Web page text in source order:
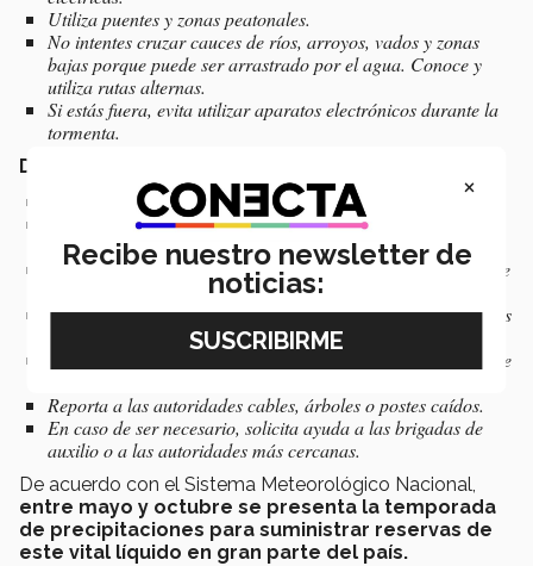
Utiliza puentes y zonas peatonales.
No intentes cruzar cauces de ríos, arroyos, vados y zonas
bajas porque puede ser arrastrado por el agua. Conoce y
utiliza rutas alternas.
Si estás fuera, evita utilizar aparatos electrónicos durante la
tormenta.
Después de la lluvia:
Mantén la calma.
Camina y conduce con precaución por las zonas que hayan
quedado encharcadas.
Verifica que tu vivienda no haya sufrido ningún daño durante
En caso de encharcamiento o inundación procura limpiar los
espacios con cloro para prevenir infecciones.
Cerciórate de que tus aparatos eléctricos estén secos antes de
Reporta a las autoridades cables, árboles o postes caídos.
En caso de ser necesario, solicita ayuda a las brigadas de
auxilio o a las autoridades más cercanas.
De acuerdo con el Sistema Meteorológico Nacional,
entre mayo y octubre se presenta la temporada
de precipitaciones para suministrar reservas de
este vital líquido en gran parte del país.
×
Recibe nuestro newsletter de
noticias: